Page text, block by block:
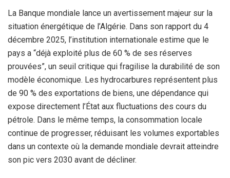
La Banque mondiale lance un avertissement majeur sur la
situation énergétique de l’Algérie. Dans son rapport du 4
décembre 2025, l’institution internationale estime que le
pays a “déjà exploité plus de 60 % de ses réserves
prouvées”, un seuil critique qui fragilise la durabilité de son
modèle économique. Les hydrocarbures représentent plus
de 90 % des exportations de biens, une dépendance qui
expose directement l’État aux fluctuations des cours du
pétrole. Dans le même temps, la consommation locale
continue de progresser, réduisant les volumes exportables
dans un contexte où la demande mondiale devrait atteindre
son pic vers 2030 avant de décliner.